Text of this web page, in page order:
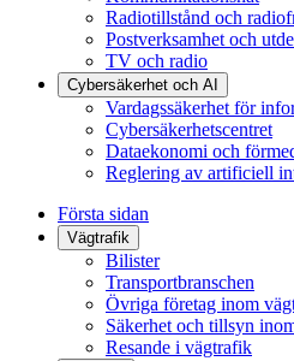
Radiotillstånd och
Postverksamhet och
TV och radio
Cybersäkerhet och AI
Vardagssäkerhet för
Cybersäkerhetscentret
Dataekonomi och
Reglering av artificiell
Första sidan
Vägtrafik
Bilister
Transportbranschen
Övriga företag inom
Säkerhet och tillsyn
Resande i vägtrafik